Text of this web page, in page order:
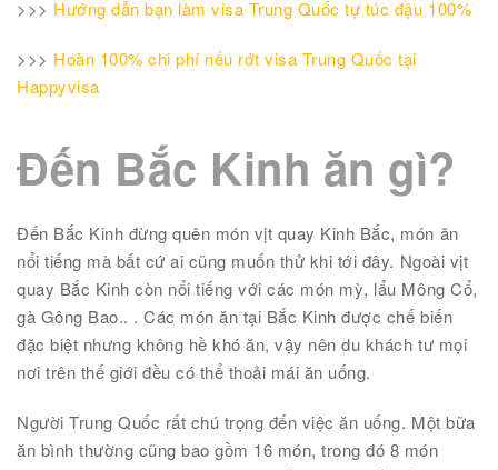
>>> Hướng dẫn bạn làm visa Trung Quốc tự túc đậu 100%
>>> Hoàn 100% chi phí nếu rớt visa Trung Quốc tại
Happyvisa
Đến Bắc Kinh ăn gì?
Đến Bắc Kinh đừng quên món vịt quay Kinh Bắc, món ăn
nổi tiếng mà bất cứ ai cũng muốn thử khi tới đây. Ngoài vịt
quay Bắc Kinh còn nổi tiếng với các món mỳ, lẩu Mông Cổ,
gà Gông Bao.. . Các món ăn tại Bắc Kinh được chế biến
đặc biệt nhưng không hề khó ăn, vậy nên du khách tư mọi
nơi trên thế giới đều có thể thoải mái ăn uống.
Người Trung Quốc rất chú trọng đến việc ăn uống. Một bữa
ăn bình thường cũng bao gồm 16 món, trong đó 8 món